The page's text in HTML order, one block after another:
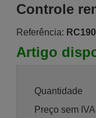
Controle
Referência:
Artigo
Quantidade
Preço sem IVA